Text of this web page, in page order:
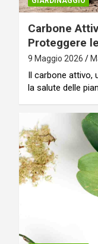
Carbone
Proteggere
9 Maggio 2026
Il carbone attivo,
la salute delle